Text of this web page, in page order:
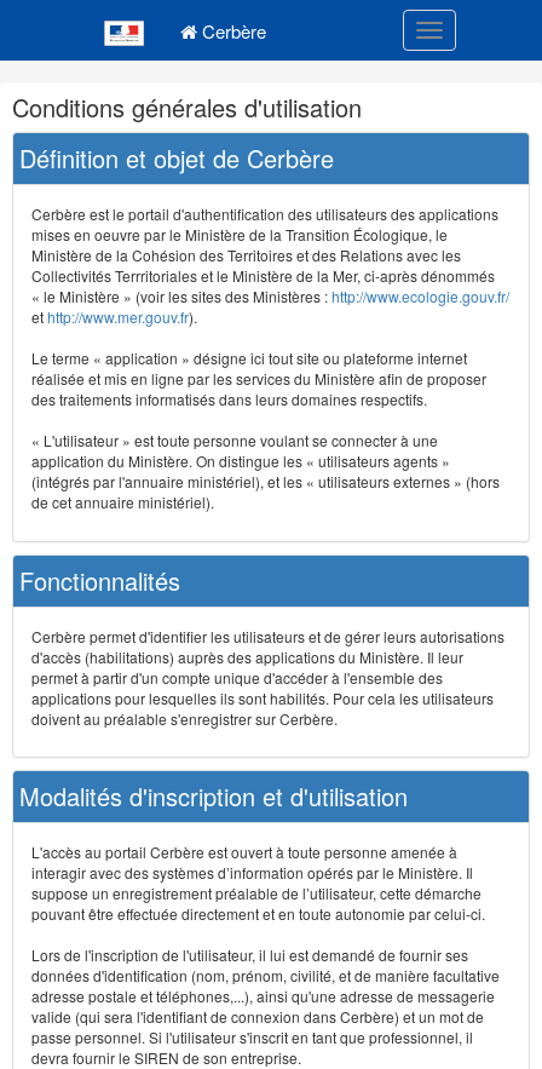
Cerbère Toggle
Navigation
et
outils
annexes
Conditions générales d'utilisation
Définition et objet de Cerbère
Cerbère est le portail d'authentification des utilisateurs des applications
mises en oeuvre par le Ministère de la Transition Écologique, le
Ministère de la Cohésion des Territoires et des Relations avec les
Collectivités Terrritoriales et le Ministère de la Mer, ci-après dénommés
« le Ministère » (voir les sites des Ministères :http://www.ecologie.gouv.fr/
ethttp://www.mer.gouv.fr).
Le terme « application » désigne ici tout site ou plateforme internet
réalisée et mis en ligne par les services du Ministère afin de proposer
des traitements informatisés dans leurs domaines respectifs.
« L'utilisateur » est toute personne voulant se connecter à une
application du Ministère. On distingue les « utilisateurs agents »
(intégrés par l'annuaire ministériel), et les « utilisateurs externes » (hors
de cet annuaire ministériel).
Fonctionnalités
Cerbère permet d'identifier les utilisateurs et de gérer leurs autorisations
d'accès (habilitations) auprès des applications du Ministère. Il leur
permet à partir d'un compte unique d'accéder à l'ensemble des
applications pour lesquelles ils sont habilités. Pour cela les utilisateurs
doivent au préalable s'enregistrer sur Cerbère.
Modalités d'inscription et d'utilisation
L'accès au portail Cerbère est ouvert à toute personne amenée à
interagir avec des systèmes d’information opérés par le Ministère. Il
suppose un enregistrement préalable de l’utilisateur, cette démarche
pouvant être effectuée directement et en toute autonomie par celui-ci.
Lors de l'inscription de l'utilisateur, il lui est demandé de fournir ses
données d'identification (nom, prénom, civilité, et de manière facultative
adresse postale et téléphones,...), ainsi qu'une adresse de messagerie
valide (qui sera l'identifiant de connexion dans Cerbère) et un mot de
passe personnel. Si l'utilisateur s'inscrit en tant que professionnel, il
devra fournir le SIREN de son entreprise.